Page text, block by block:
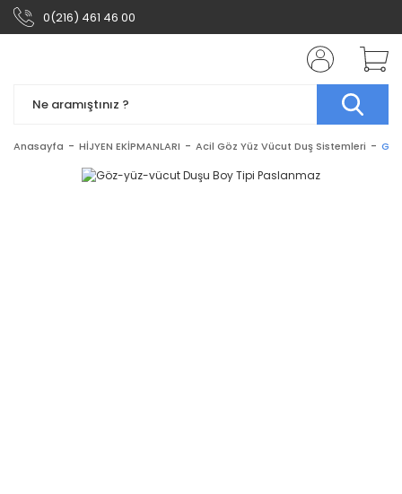
0(216) 461 46 00
Anasayfa HİJYEN EKİPMANLARI Acil Göz Yüz Vücut Duş Sistemleri